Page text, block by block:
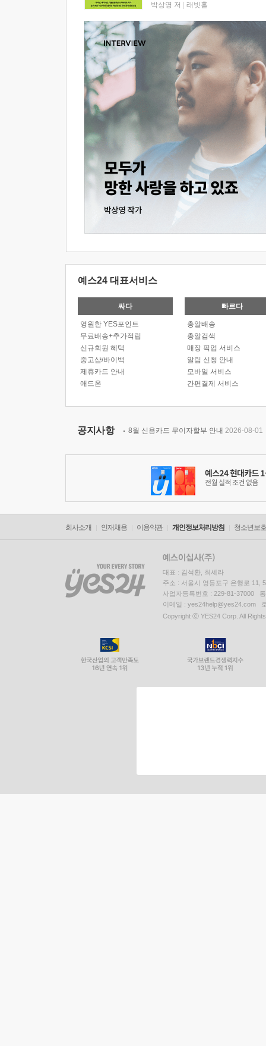
박상영 저 래빗홀
예스24 대표서비스
싸다
영원한 YES포인트
무료배송+추가적립
신규회원 혜택
중고샵/바이백
제휴카드 안내
애드온
빠르다
총알배송
총알검색
매장 픽업 서비스
알림 신청 안내
모바일 서비스
간편결제 서비스
공지사항 8월 신용카드 무이자할부 안내 2026-08-01
회사소개 인재채용 이용약관 개인정보처리방침 청소년보
대표 : 김석환, 최세라
주소 : 서울시 영등포구 은행로 11,
사업자등록번호 : 229-81-37000
이메일 : yes24help@yes24.com
Copyright ⓒ YES24 Corp. All